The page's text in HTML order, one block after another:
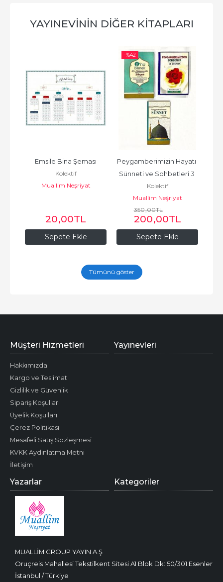
YAYINEVININ DIĞER KITAPLARI
Sepete Ekle
Emsile Bina Şeması
Kolektif
Muallim Neşriyat
20,00TL
-%42
Sepete Ekle
Peygamberimizin Hayatı
Sünneti ve Sohbetleri 3
Cilt Takım
Kolektif
Muallim Neşriyat
350,00TL
200,00TL
Tümünü göster
MUALLİM GROUP YAYIN A.Ş
Oruçreis Mahallesi Tekstilkent Sitesi A1 Blok Dk: 50/301 Esenler
İstanbul / Türkiye
Müşteri Hizmetleri
Hakkımızda
Kargo ve Teslimat
Gizlilik ve Güvenlik
Sipariş Koşulları
Üyelik Koşulları
Çerez Politikası
Mesafeli Satış Sözleşmesi
KVKK Aydınlatma Metni
İletişim
Yayınevleri
Yazarlar Kategoriler